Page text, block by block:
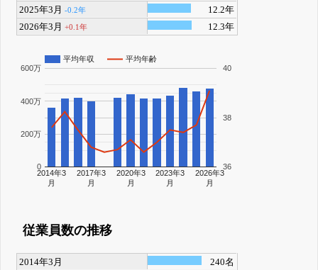
2025年3月-0.2年
12.2年
2026年3月+0.1年 12.3年
平均年収 平均年齢
2014年3
月
2017年3
月
2020年3
月
2023年3
月
2026年3
月
0
200万
400万
600万
36
38
40
従業員数の推移
2014年3月
240名